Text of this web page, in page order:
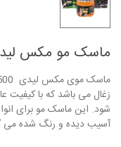
ماسک مو مکس
زغال می باشد که با کیفیت
شود. این ماسک مو برای
آسیب دیده و رنگ شده می